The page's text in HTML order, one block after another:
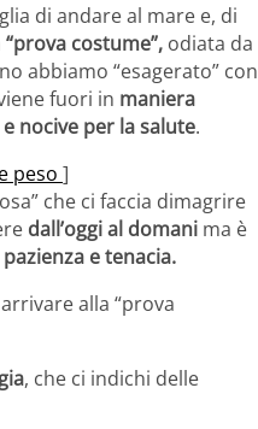
di andare al mare e, di
“prova costume”, odiata da
abbiamo “esagerato” con
fuori in maniera
nocive per la salute.
peso ]
che ci faccia dimagrire
dall’oggi al domani ma è
pazienza e tenacia.
alla “prova
, che ci indichi delle